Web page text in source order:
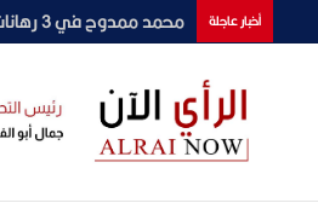
أخبار عاجلة محمد ممدوح في 3 رهانات جديدة.. «حتة مني» و«شقو 2» ورمضان 2027